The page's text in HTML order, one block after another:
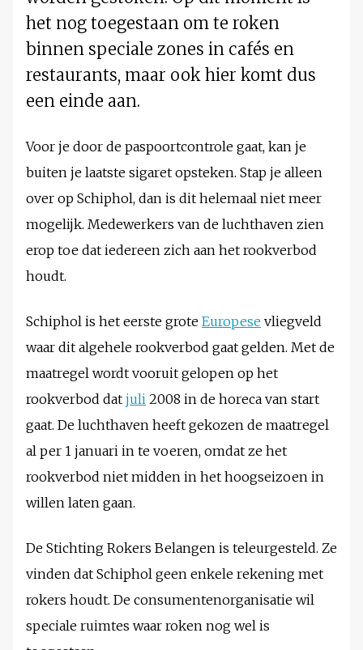
het nog toegestaan om te roken
binnen speciale zones in cafés en
restaurants, maar ook hier komt dus
een einde aan.
Voor je door de paspoortcontrole gaat, kan je
buiten je laatste sigaret opsteken. Stap je alleen
over op Schiphol, dan is dit helemaal niet meer
mogelijk. Medewerkers van de luchthaven zien
erop toe dat iedereen zich aan het rookverbod
houdt.
Schiphol is het eerste grote Europese vliegveld
waar dit algehele rookverbod gaat gelden. Met de
maatregel wordt vooruit gelopen op het
rookverbod dat juli 2008 in de horeca van start
gaat. De luchthaven heeft gekozen de maatregel
al per 1 januari in te voeren, omdat ze het
rookverbod niet midden in het hoogseizoen in
willen laten gaan.
De Stichting Rokers Belangen is teleurgesteld. Ze
vinden dat Schiphol geen enkele rekening met
rokers houdt. De consumentenorganisatie wil
speciale ruimtes waar roken nog wel is